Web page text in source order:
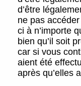
d’être
ne pas
ci à n’importe
bien qu’il soit
car si vous
aient été
après qu’elles